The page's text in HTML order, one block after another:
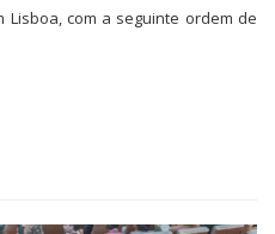
Lisboa, com a seguinte ordem de